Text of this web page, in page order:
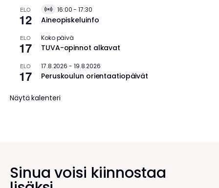
ELO
12
V
i
t
a
T
a
h
16:00-17:30
Aineopiskeluinfo
ELO
17
Koko päivä
TUVA-opinnot alkavat
ELO
17
17.8.2026 - 19.8.2026
Peruskoulun orientaatiopäivät
Näytä kalenteri
Sinua voisi kiinnostaa